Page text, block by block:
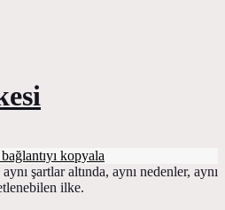
bağlantıyı kopyala
şartlar altında, aynı nedenler, aynı
ilke.